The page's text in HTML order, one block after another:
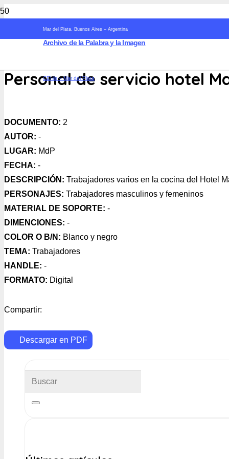
Mar del Plata, Buenos Aires – Argentina
Archivo de la Palabra y la Imagen
CEHis – Mar del Plata
Personal de servicio hotel
DOCUMENTO: 2
AUTOR: -
LUGAR: MdP
FECHA: -
DESCRIPCIÓN: Trabajadores varios en la cocina del Hotel
PERSONAJES: Trabajadores masculinos y femeninos
MATERIAL DE SOPORTE: -
DIMENCIONES: -
COLOR O B/N: Blanco y negro
TEMA: Trabajadores
HANDLE: -
FORMATO: Digital
Compartir:
Descargar en PDF